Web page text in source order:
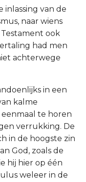
van de
naar wiens
ook
had men
achterwege
in een
kalme
te horen
verrukking. De
in de hoogste zin
God, zoals de
hij hier op één
weleer in de